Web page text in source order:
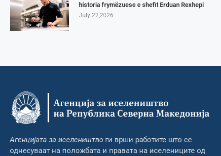
historia frymëzuese e shefit Erduan Rexhepi
July 22,2026
Агенцијата за иселеништво ги врши работите што се
однесуваат на положбата и правата на иселениците од